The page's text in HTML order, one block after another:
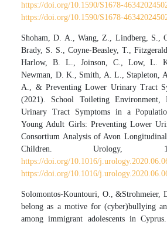
https://doi.org/10.1590/S1678-
https://doi.org/10.1590/S1678-
Shoham, D. A., Wang, Z., Lindberg, S.,
Brady, S. S., Coyne-Beasley, T.,
Harlow, B. L., Joinson, C., Low, L.
Newman, D. K., Smith, A. L., Stapleton,
A., & Preventing Lower Urinary Tract
(2021). School Toileting
Urinary Tract Symptoms in a
Young Adult Girls: Preventing Lower
Consortium Analysis of Avon
Children. Urology,
https://doi.org/10.1016/
https://doi.org/10.1016/
Solomontos-Kountouri, O., &Strohmeier,
belong as a motive for (cyber)bullying
among immigrant adolescents in